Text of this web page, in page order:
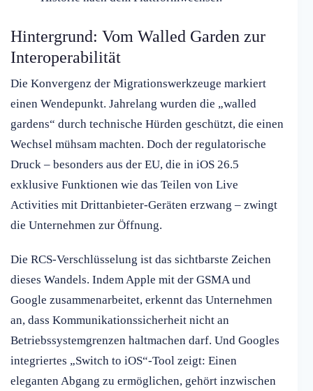
Hintergrund: Vom Walled Garden zur
Interoperabilität
Die Konvergenz der Migrationswerkzeuge markiert
einen Wendepunkt. Jahrelang wurden die „walled
gardens“ durch technische Hürden geschützt, die einen
Wechsel mühsam machten. Doch der regulatorische
Druck – besonders aus der EU, die in iOS 26.5
exklusive Funktionen wie das Teilen von Live
Activities mit Drittanbieter-Geräten erzwang – zwingt
die Unternehmen zur Öffnung.
Die RCS-Verschlüsselung ist das sichtbarste Zeichen
dieses Wandels. Indem Apple mit der GSMA und
Google zusammenarbeitet, erkennt das Unternehmen
an, dass Kommunikationssicherheit nicht an
Betriebssystemgrenzen haltmachen darf. Und Googles
integriertes „Switch to iOS“-Tool zeigt: Einen
eleganten Abgang zu ermöglichen, gehört inzwischen